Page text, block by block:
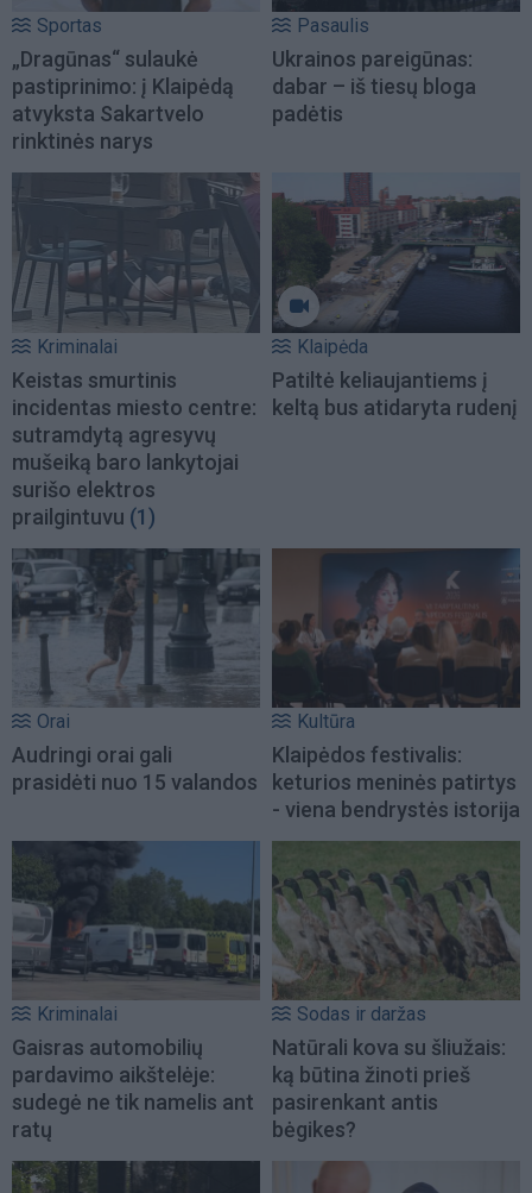
Sportas
„Dragūnas“ sulaukė
pastiprinimo: į Klaipėdą
atvyksta Sakartvelo
rinktinės narys
Pasaulis
Ukrainos pareigūnas:
dabar – iš tiesų bloga
padėtis
Kriminalai
Keistas smurtinis
incidentas miesto centre:
sutramdytą agresyvų
mušeiką baro lankytojai
surišo elektros
prailgintuvu (1)
Klaipėda
Patiltė keliaujantiems į
keltą bus atidaryta rudenį
Orai
Audringi orai gali
prasidėti nuo 15 valandos
Kultūra
Klaipėdos festivalis:
keturios meninės patirtys
- viena bendrystės istorija
Kriminalai
Gaisras automobilių
pardavimo aikštelėje:
sudegė ne tik namelis ant
ratų
Sodas ir daržas
Natūrali kova su šliužais:
ką būtina žinoti prieš
pasirenkant antis
bėgikes?